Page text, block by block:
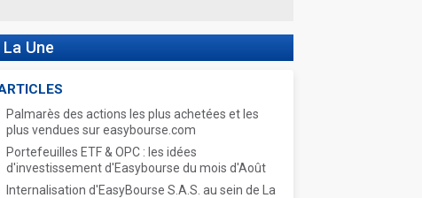
La Une
Palmarès des actions les plus achetées et les
plus vendues sur easybourse.com
Portefeuilles ETF & OPC : les idées
d'investissement d'Easybourse du mois d'Août
Internalisation d'EasyBourse S.A.S. au sein de La